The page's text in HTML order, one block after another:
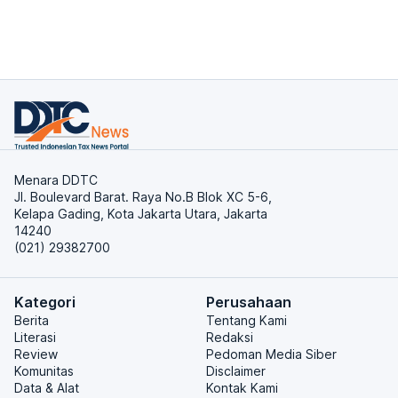
Menara DDTC
Jl. Boulevard Barat. Raya No.B Blok XC 5-6,
Kelapa Gading, Kota Jakarta Utara, Jakarta
14240
(021) 29382700
Kategori
Berita
Literasi
Review
Komunitas
Data & Alat
Perusahaan
Tentang Kami
Redaksi
Pedoman Media Siber
Disclaimer
Kontak Kami